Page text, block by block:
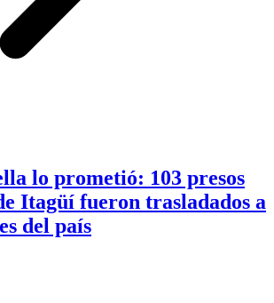
lo prometió: 103 presos
Itagüí fueron trasladados a
del país